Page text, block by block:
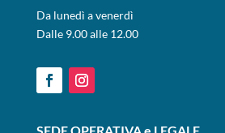
Da lunedì a venerdì
Dalle 9.00 alle 12.00